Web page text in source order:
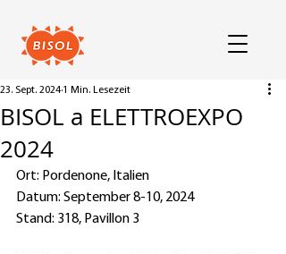
BISOL a ELETTROEXPO
2024
23. Sept. 2024 1 Min. Lesezeit
Ort: Pordenone, Italien
Datum: September 8-10, 2024
Stand: 318, Pavillon 3